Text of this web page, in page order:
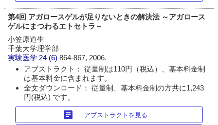
第4回 アガロースゲルが足りないときの解決法 ～アガロース
ゲルにまつわるエトセトラ～
小笠原道生
千葉大学理学部
実験医学 24 (6)864-867, 2006.
アブストラクト： 従量制は110円（税込）、基本料金制
は基本料金に含まれます。
全文ダウンロード： 従量制、基本料金制の方共に1,243
円(税込) です。
article アブストラクトを見る